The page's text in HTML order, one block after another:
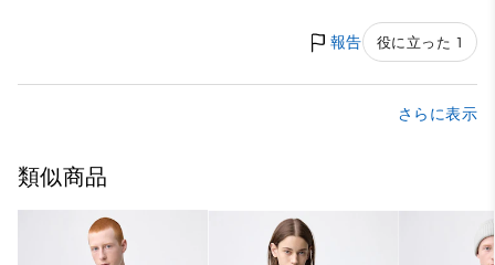
報告 役に立った 1
さらに表示
類似商品